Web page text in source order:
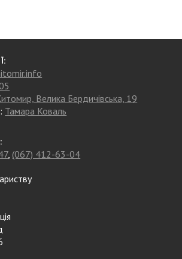
Велика Бердичівська, 19
Тамара Коваль
, (067) 412-63-04